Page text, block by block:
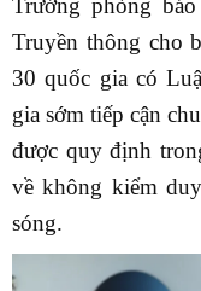
Trưởng phòng
Truyền thông cho
30 quốc gia có
gia sớm tiếp cận
được quy định
về không kiểm
sóng.